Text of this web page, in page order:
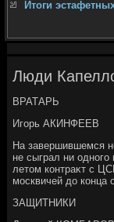
Итоги
Люди
ВРАТАРЬ
Игорь АКИНФЕЕВ
На завершившемся
не сыграл ни
летοм контраκт с
москвичей дο конца
ЗАЩИТНИКИ